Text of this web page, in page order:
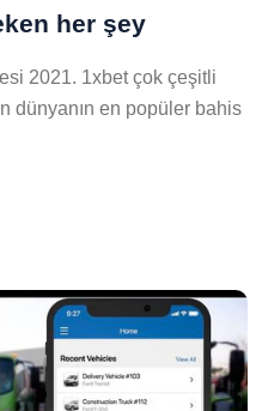
her şey
2021. 1xbet çok çeşitli
dünyanın en popüler bahis